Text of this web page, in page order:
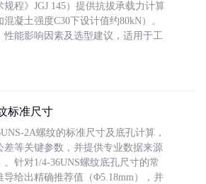
程》JGJ 145）提供抗拔承载力计算
凝土强度C30下设计值约80kN）。
性能影响因素及选型建议，适用于工
标准尺寸
2A螺纹的标准尺寸及底孔计算，
差等关键参数，并提供专业数据来源
。针对1/4-36UNS螺纹底孔尺寸的常
导给出精确推荐值（Φ5.18mm），并